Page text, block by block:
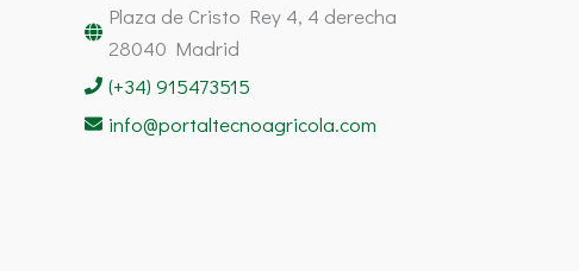
Plaza de Cristo Rey 4, 4 derecha
28040 Madrid
(+34) 915473515
info@portaltecnoagricola.com